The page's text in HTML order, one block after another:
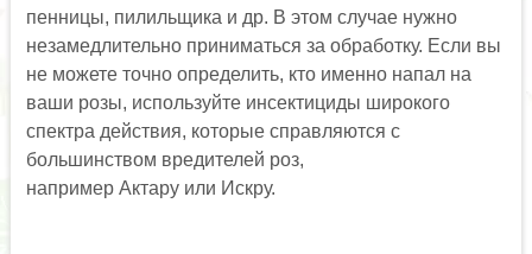
пенницы, пилильщика и др. В этом случае нужно
незамедлительно приниматься за обработку. Если вы
не можете точно определить, кто именно напал на
ваши розы, используйте инсектициды широкого
спектра действия, которые справляются с
большинством вредителей роз,
например Актару или Искру.